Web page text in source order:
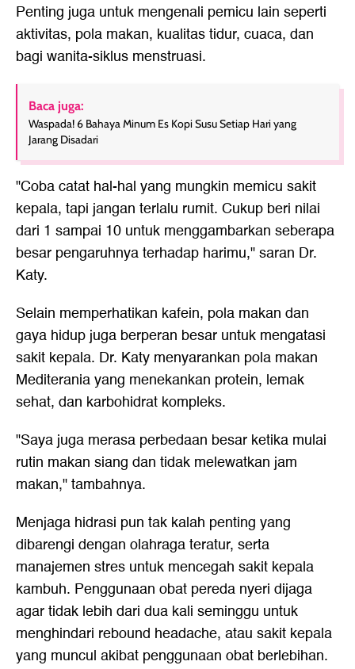
Penting juga untuk mengenali pemicu lain seperti
aktivitas, pola makan, kualitas tidur, cuaca, dan
bagi wanita-siklus menstruasi.
Baca juga:
Waspada! 6 Bahaya Minum Es Kopi Susu Setiap Hari yang
Jarang Disadari
"Coba catat hal-hal yang mungkin memicu sakit
kepala, tapi jangan terlalu rumit. Cukup beri nilai
dari 1 sampai 10 untuk menggambarkan seberapa
besar pengaruhnya terhadap harimu," saran Dr.
Katy.
Selain memperhatikan kafein, pola makan dan
gaya hidup juga berperan besar untuk mengatasi
sakit kepala. Dr. Katy menyarankan pola makan
Mediterania yang menekankan protein, lemak
sehat, dan karbohidrat kompleks.
"Saya juga merasa perbedaan besar ketika mulai
rutin makan siang dan tidak melewatkan jam
makan," tambahnya.
Menjaga hidrasi pun tak kalah penting yang
dibarengi dengan olahraga teratur, serta
manajemen stres untuk mencegah sakit kepala
kambuh. Penggunaan obat pereda nyeri dijaga
agar tidak lebih dari dua kali seminggu untuk
menghindari rebound headache, atau sakit kepala
yang muncul akibat penggunaan obat berlebihan.